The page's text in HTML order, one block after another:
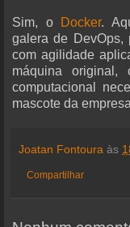
Sim, o Docker.
galera de DevOps,
com agilidade
máquina
computacional
mascote da
Joatan Fontoura às
Compartilhar